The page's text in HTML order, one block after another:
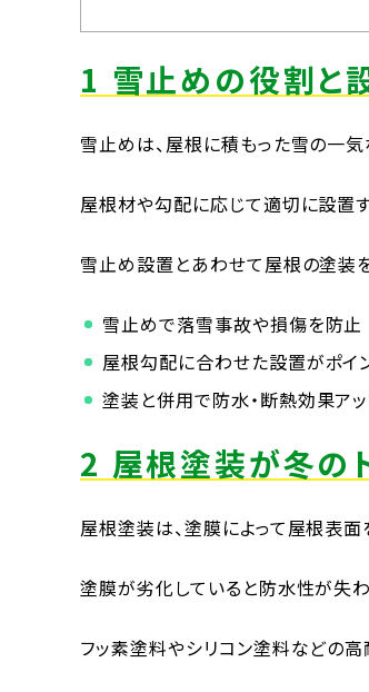
1 雪止めの役割と
雪止めは、屋根に積もった雪の一
屋根材や勾配に応じて適切に設置
雪止め設置とあわせて屋根の塗装
雪止めで落雪事故や損傷を防止
屋根勾配に合わせた設置がポイ
塗装と併用で防水・断熱効果ア
2 屋根塗装が冬の
屋根塗装は、塗膜によって屋根表面
塗膜が劣化していると防水性が失
フッ素塗料やシリコン塗料などの